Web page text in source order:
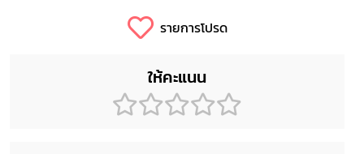
รายการโปรด
ให้คะแนน